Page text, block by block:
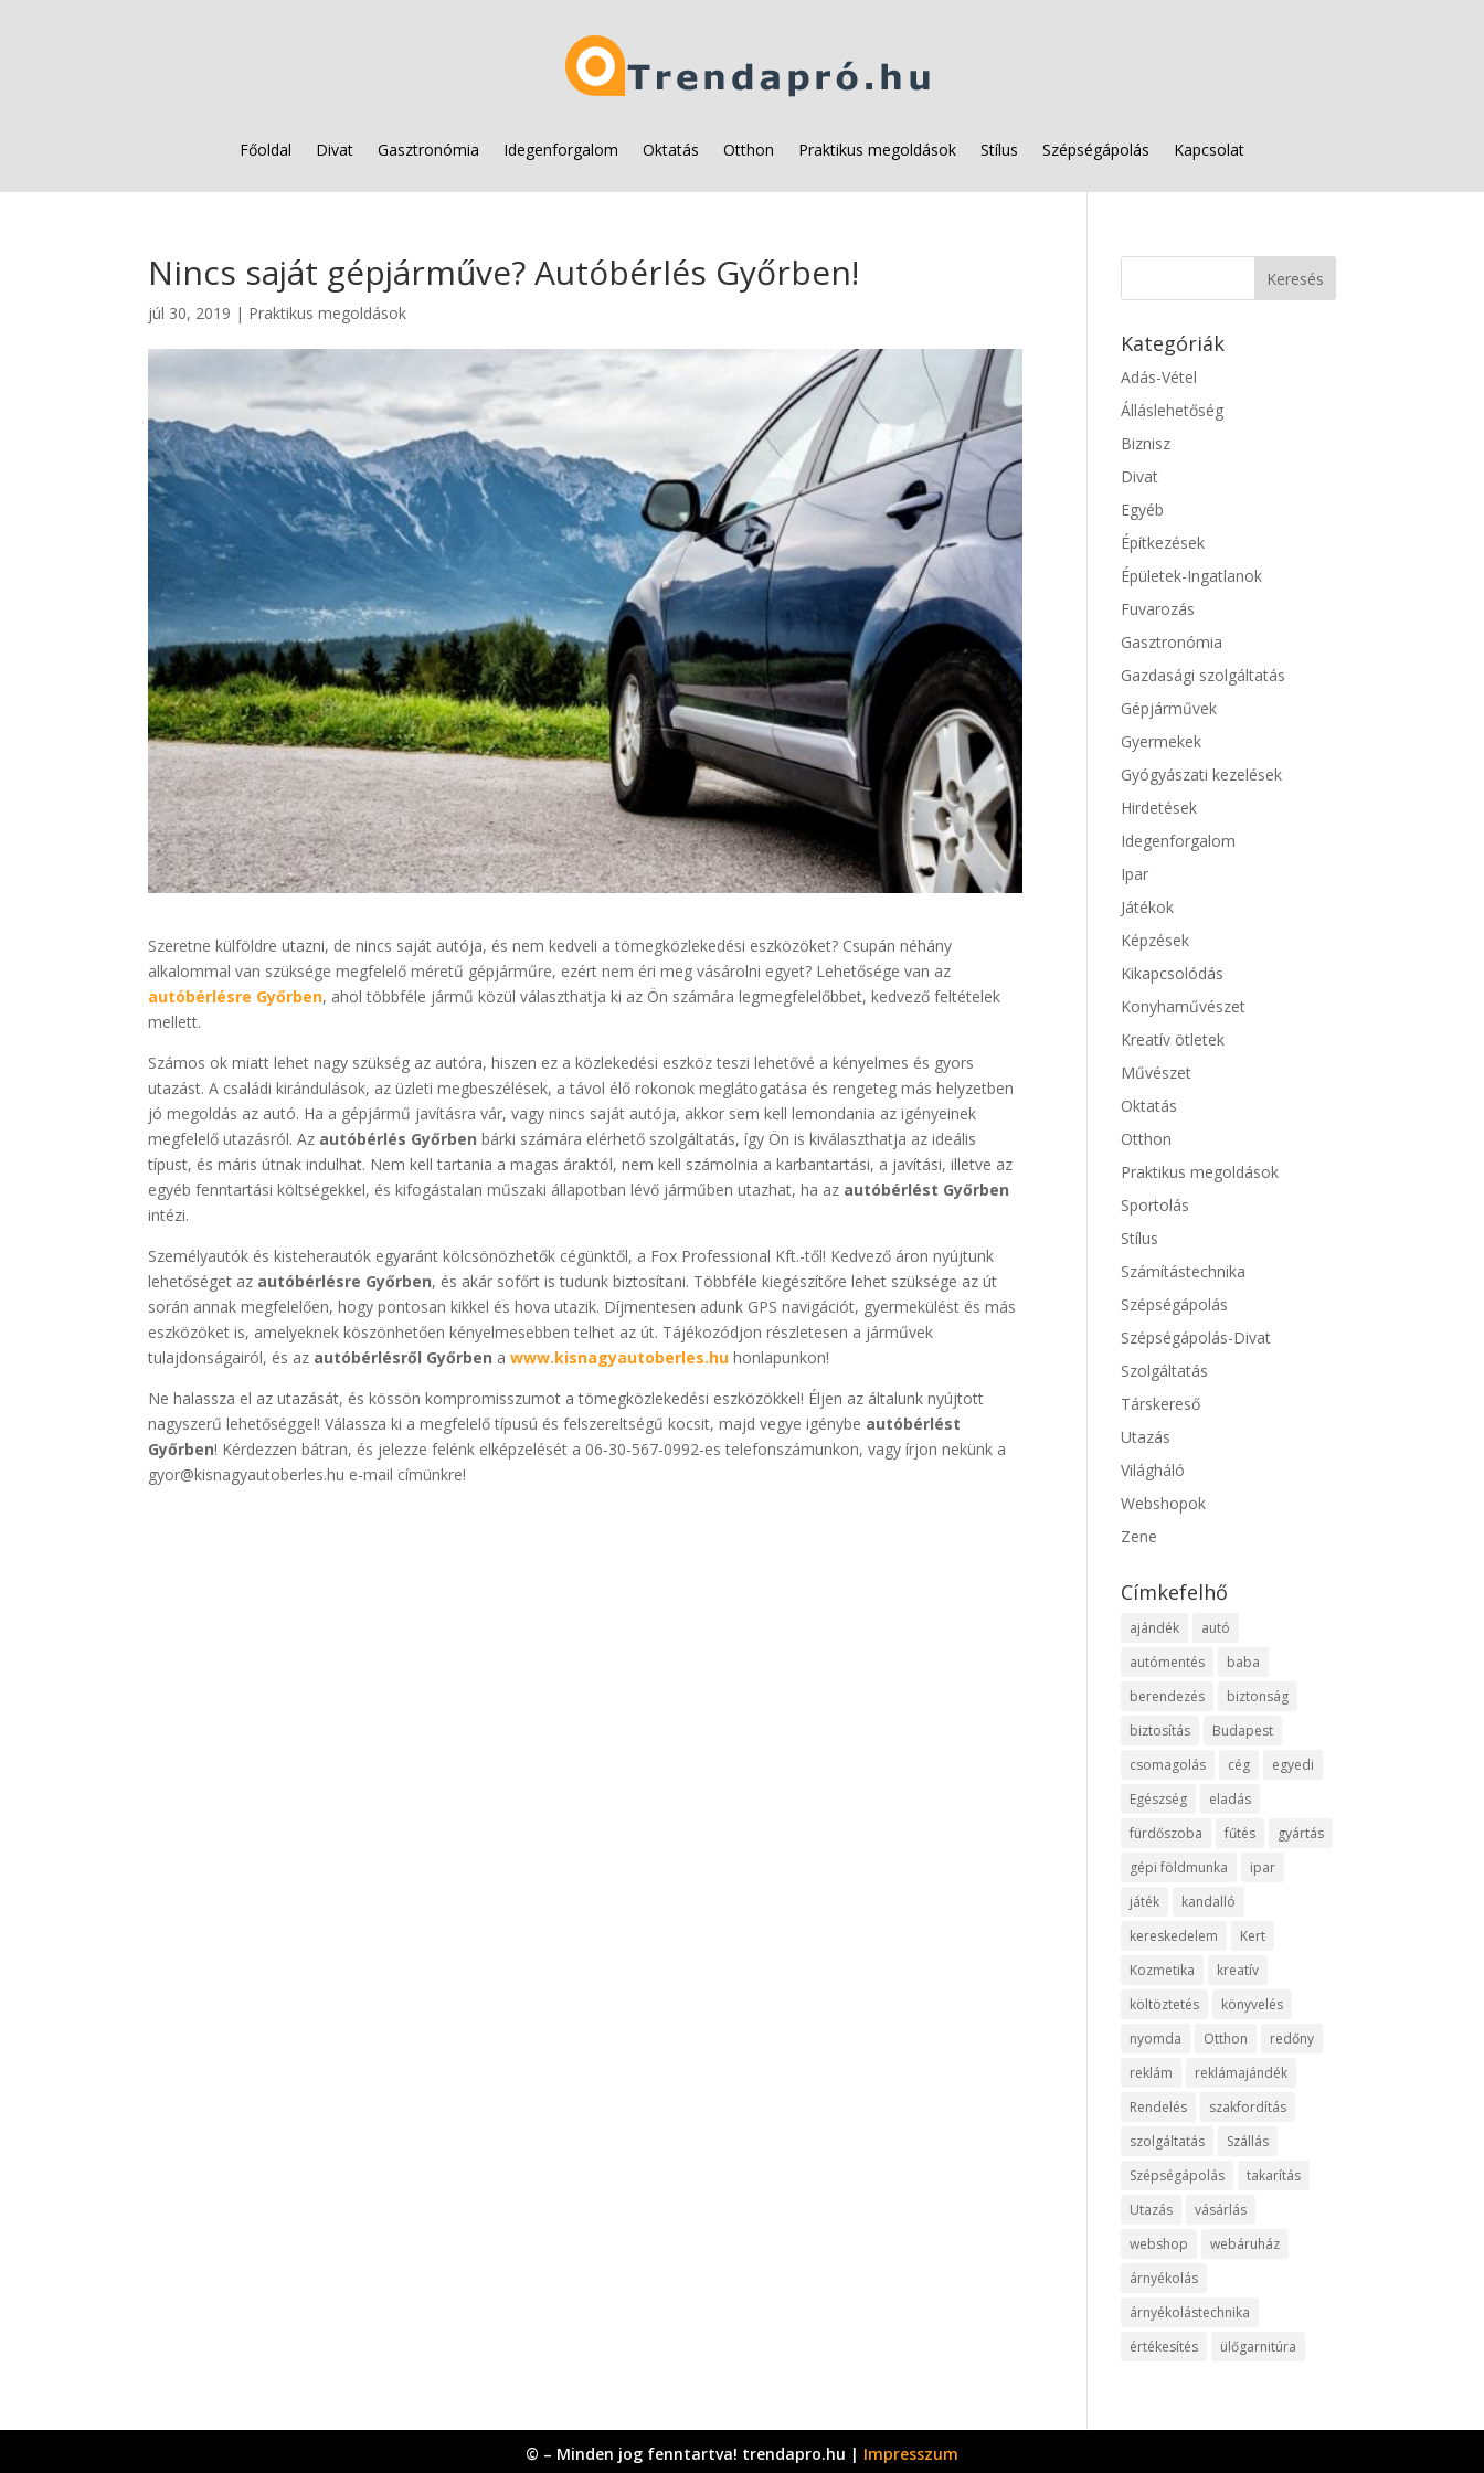
Főoldal Divat Gasztronómia Idegenforgalom Oktatás Otthon Praktikus megoldások Stílus Szépségápolás Kapcsolat
Nincs saját gépjárműve? Autóbérlés Győrben!
júl 30, 2019 | Praktikus megoldások
Szeretne külföldre utazni, de nincs saját autója, és nem kedveli a tömegközlekedési eszközöket? Csupán néhány
alkalommal van szüksége megfelelő méretű gépjárműre, ezért nem éri meg vásárolni egyet? Lehetősége van az
autóbérlésre Győrben, ahol többféle jármű közül választhatja ki az Ön számára legmegfelelőbbet, kedvező feltételek
mellett.
Számos ok miatt lehet nagy szükség az autóra, hiszen ez a közlekedési eszköz teszi lehetővé a kényelmes és gyors
utazást. A családi kirándulások, az üzleti megbeszélések, a távol élő rokonok meglátogatása és rengeteg más helyzetben
jó megoldás az autó. Ha a gépjármű javításra vár, vagy nincs saját autója, akkor sem kell lemondania az igényeinek
megfelelő utazásról. Az autóbérlés Győrben bárki számára elérhető szolgáltatás, így Ön is kiválaszthatja az ideális
típust, és máris útnak indulhat. Nem kell tartania a magas áraktól, nem kell számolnia a karbantartási, a javítási, illetve az
egyéb fenntartási költségekkel, és kifogástalan műszaki állapotban lévő járműben utazhat, ha az autóbérlést Győrben
intézi.
Személyautók és kisteherautók egyaránt kölcsönözhetők cégünktől, a Fox Professional Kft.-től! Kedvező áron nyújtunk
lehetőséget az autóbérlésre Győrben, és akár sofőrt is tudunk biztosítani. Többféle kiegészítőre lehet szüksége az út
során annak megfelelően, hogy pontosan kikkel és hova utazik. Díjmentesen adunk GPS navigációt, gyermekülést és más
eszközöket is, amelyeknek köszönhetően kényelmesebben telhet az út. Tájékozódjon részletesen a járművek
tulajdonságairól, és az autóbérlésről Győrben awww.kisnagyautoberles.hu honlapunkon!
Ne halassza el az utazását, és kössön kompromisszumot a tömegközlekedési eszközökkel! Éljen az általunk nyújtott
nagyszerű lehetőséggel! Válassza ki a megfelelő típusú és felszereltségű kocsit, majd vegye igénybe autóbérlést
Győrben! Kérdezzen bátran, és jelezze felénk elképzelését a 06-30-567-0992-es telefonszámunkon, vagy írjon nekünk a
gyor@kisnagyautoberles.hu e-mail címünkre!
Kategóriák
Adás-Vétel
Álláslehetőség
Biznisz
Divat
Egyéb
Építkezések
Épületek-Ingatlanok
Fuvarozás
Gasztronómia
Gazdasági szolgáltatás
Gépjárművek
Gyermekek
Gyógyászati kezelések
Hirdetések
Idegenforgalom
Ipar
Játékok
Képzések
Kikapcsolódás
Konyhaművészet
Kreatív ötletek
Művészet
Oktatás
Otthon
Praktikus megoldások
Sportolás
Stílus
Számítástechnika
Szépségápolás
Szépségápolás-Divat
Szolgáltatás
Társkereső
Utazás
Világháló
Webshopok
Zene
Címkefelhő
ajándék
autó
autómentés
baba
berendezés
biztonság
biztosítás
Budapest
csomagolás
cég
egyedi
Egészség
eladás
fürdőszoba
fűtés
gyártás
gépi földmunka
ipar
játék
kandalló
kereskedelem
Kert
Kozmetika
kreatív
költöztetés
könyvelés
nyomda
Otthon
redőny
reklám
reklámajándék
Rendelés
szakfordítás
szolgáltatás
Szállás
Szépségápolás
takarítás
Utazás
vásárlás
webshop
webáruház
árnyékolás
árnyékolástechnika
értékesítés
ülőgarnitúra
© – Minden jog fenntartva! trendapro.hu | Impresszum